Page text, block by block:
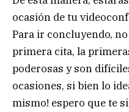
ocasión de tu
Para ir concluyendo,
primera cita, la
poderosas y son
ocasiones, si bien lo
mismo! espero que te